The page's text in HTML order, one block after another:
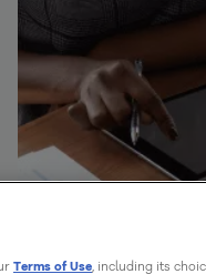
Terms of Use, including its